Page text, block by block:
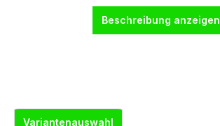
Beschreibung anzeigen
Variantenauswahl